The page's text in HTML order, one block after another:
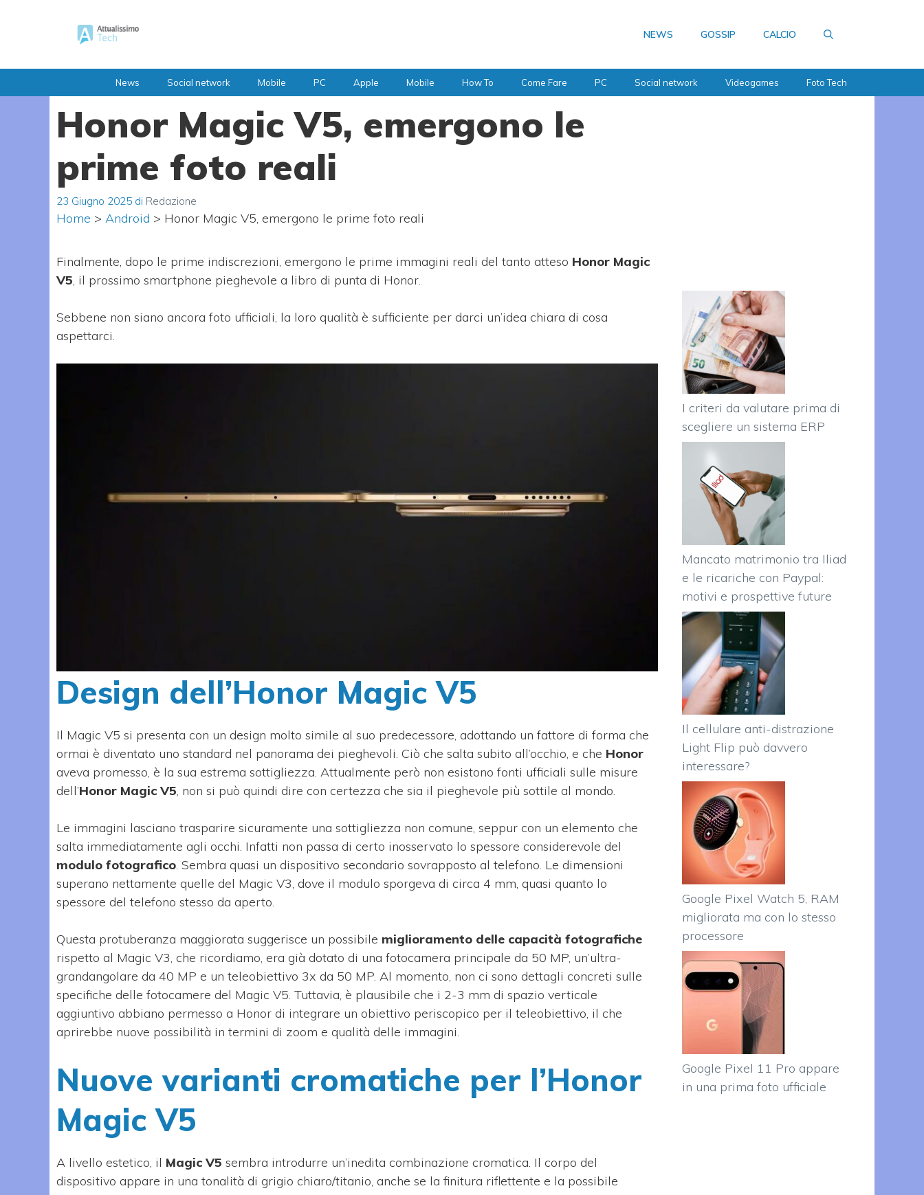
NEWS GOSSIP CALCIO
News Social network Mobile PC Apple Mobile How To Come Fare PC Social network Videogames Foto Tech
Honor Magic V5, emergono le
prime foto reali
23 Giugno 2025 di Redazione
Home > Android > Honor Magic V5, emergono le prime foto reali
Finalmente, dopo le prime indiscrezioni, emergono le prime immagini reali del tanto atteso Honor Magic
V5, il prossimo smartphone pieghevole a libro di punta di Honor.
Sebbene non siano ancora foto ufficiali, la loro qualità è sufficiente per darci un’idea chiara di cosa
aspettarci.
Design dell’Honor Magic V5
Il Magic V5 si presenta con un design molto simile al suo predecessore, adottando un fattore di forma che
ormai è diventato uno standard nel panorama dei pieghevoli. Ciò che salta subito all’occhio, e che Honor
aveva promesso, è la sua estrema sottigliezza. Attualmente però non esistono fonti ufficiali sulle misure
dell’Honor Magic V5, non si può quindi dire con certezza che sia il pieghevole più sottile al mondo.
Le immagini lasciano trasparire sicuramente una sottigliezza non comune, seppur con un elemento che
salta immediatamente agli occhi. Infatti non passa di certo inosservato lo spessore considerevole del
modulo fotografico. Sembra quasi un dispositivo secondario sovrapposto al telefono. Le dimensioni
superano nettamente quelle del Magic V3, dove il modulo sporgeva di circa 4 mm, quasi quanto lo
spessore del telefono stesso da aperto.
Questa protuberanza maggiorata suggerisce un possibile miglioramento delle capacità fotografiche
rispetto al Magic V3, che ricordiamo, era già dotato di una fotocamera principale da 50 MP, un’ultra-
grandangolare da 40 MP e un teleobiettivo 3x da 50 MP. Al momento, non ci sono dettagli concreti sulle
specifiche delle fotocamere del Magic V5. Tuttavia, è plausibile che i 2-3 mm di spazio verticale
aggiuntivo abbiano permesso a Honor di integrare un obiettivo periscopico per il teleobiettivo, il che
aprirebbe nuove possibilità in termini di zoom e qualità delle immagini.
Nuove varianti cromatiche per l’Honor
Magic V5
A livello estetico, il Magic V5 sembra introdurre un’inedita combinazione cromatica. Il corpo del
dispositivo appare in una tonalità di grigio chiaro/titanio, anche se la finitura riflettente e la possibile
I criteri da valutare prima di
scegliere un sistema ERP
Mancato matrimonio tra Iliad
e le ricariche con Paypal:
motivi e prospettive future
Il cellulare anti-distrazione
Light Flip può davvero
interessare?
Google Pixel Watch 5, RAM
migliorata ma con lo stesso
processore
Google Pixel 11 Pro appare
in una prima foto ufficiale